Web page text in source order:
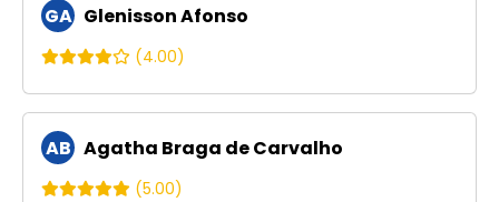
GA Glenisson Afonso
(4.00)
AB Agatha Braga de Carvalho
(5.00)